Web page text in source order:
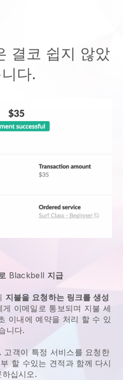
결코 쉽지 않았
다.
Blackbell 지급
지불을 요청하는 링크를 생성
이메일로 통보되며 지불 세
이내에 예약을 처리 할 수 있
니다.
. 고객이 특정 서비스를 요청한
할 수있는 견적과 함께 다시
하십시오.